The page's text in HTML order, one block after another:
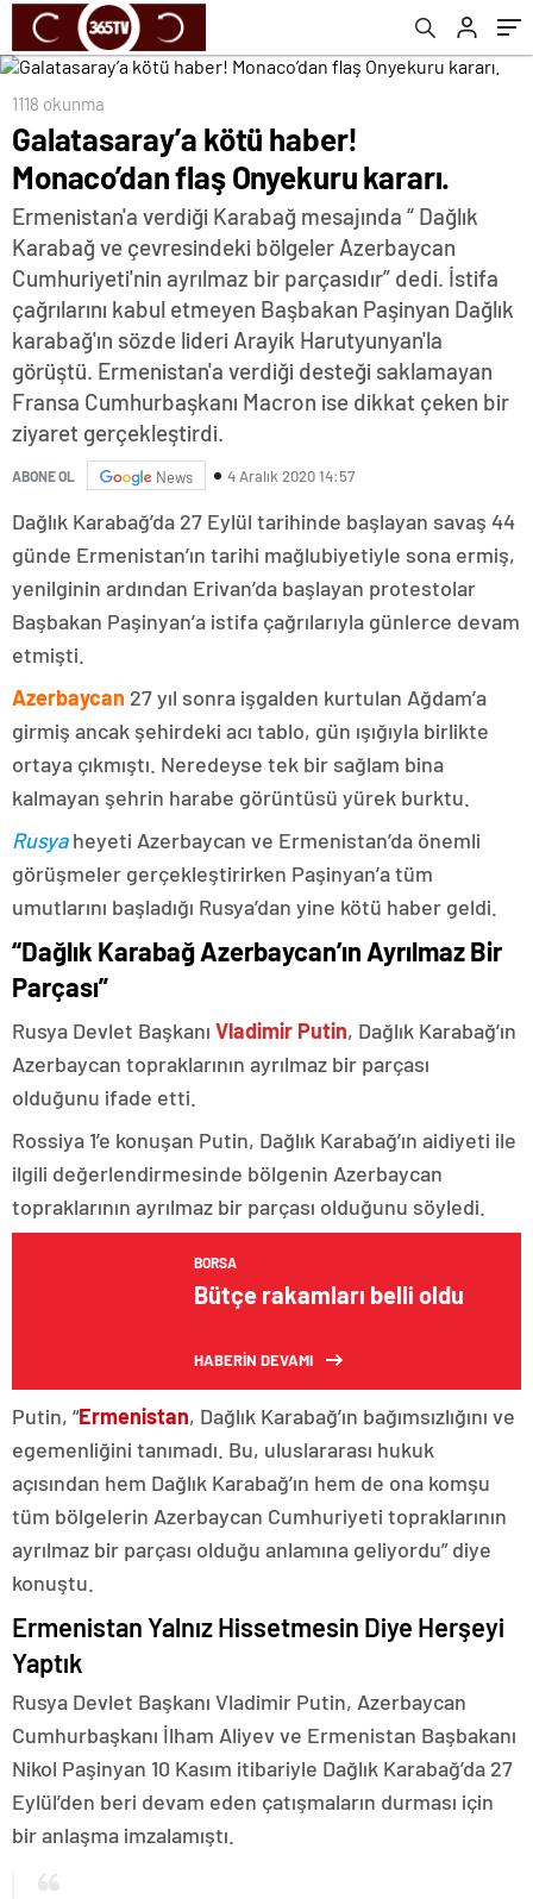
1118 okunma
Galatasaray’a kötü haber!
Monaco’dan flaş Onyekuru kararı.
Ermenistan'a verdiği Karabağ mesajında “ Dağlık
Karabağ ve çevresindeki bölgeler Azerbaycan
Cumhuriyeti'nin ayrılmaz bir parçasıdır” dedi. İstifa
çağrılarını kabul etmeyen Başbakan Paşinyan Dağlık
karabağ'ın sözde lideri Arayik Harutyunyan'la
görüştü. Ermenistan'a verdiği desteği saklamayan
Fransa Cumhurbaşkanı Macron ise dikkat çeken bir
ziyaret gerçekleştirdi.
ABONE OL News 4 Aralık 2020 14:57
Dağlık Karabağ’da 27 Eylül tarihinde başlayan savaş 44
günde Ermenistan’ın tarihi mağlubiyetiyle sona ermiş,
yenilginin ardından Erivan’da başlayan protestolar
Başbakan Paşinyan’a istifa çağrılarıyla günlerce devam
etmişti.
Azerbaycan 27 yıl sonra işgalden kurtulan Ağdam’a
girmiş ancak şehirdeki acı tablo, gün ışığıyla birlikte
ortaya çıkmıştı. Neredeyse tek bir sağlam bina
kalmayan şehrin harabe görüntüsü yürek burktu.
Rusyaheyeti Azerbaycan ve Ermenistan’da önemli
görüşmeler gerçekleştirirken Paşinyan’a tüm
umutlarını başladığı Rusya’dan yine kötü haber geldi.
“Dağlık Karabağ Azerbaycan’ın Ayrılmaz Bir
Parçası”
Rusya Devlet Başkanı Vladimir Putin, Dağlık Karabağ’ın
Azerbaycan topraklarının ayrılmaz bir parçası
olduğunu ifade etti.
Rossiya 1’e konuşan Putin, Dağlık Karabağ’ın aidiyeti ile
ilgili değerlendirmesinde bölgenin Azerbaycan
topraklarının ayrılmaz bir parçası olduğunu söyledi.
BORSA
Bütçe rakamları belli oldu
HABERİN DEVAMI
Putin, “Ermenistan, Dağlık Karabağ’ın bağımsızlığını ve
egemenliğini tanımadı. Bu, uluslararası hukuk
açısından hem Dağlık Karabağ’ın hem de ona komşu
tüm bölgelerin Azerbaycan Cumhuriyeti topraklarının
ayrılmaz bir parçası olduğu anlamına geliyordu” diye
konuştu.
Ermenistan Yalnız Hissetmesin Diye Herşeyi
Yaptık
Rusya Devlet Başkanı Vladimir Putin, Azerbaycan
Cumhurbaşkanı İlham Aliyev ve Ermenistan Başbakanı
Nikol Paşinyan 10 Kasım itibariyle Dağlık Karabağ’da 27
Eylül’den beri devam eden çatışmaların durması için
bir anlaşma imzalamıştı.